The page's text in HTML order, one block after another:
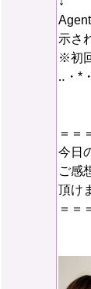
示さ
※初
‥・*
＝＝
今日
ご感
頂け
＝＝